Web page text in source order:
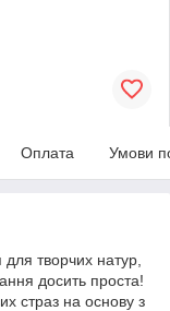
Оплата Умови
творчих натур,
досить проста!
страз на основу з